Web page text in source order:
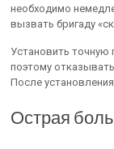
необходимо
вызвать бригаду
Установить точную
поэтому
После
Острая боль